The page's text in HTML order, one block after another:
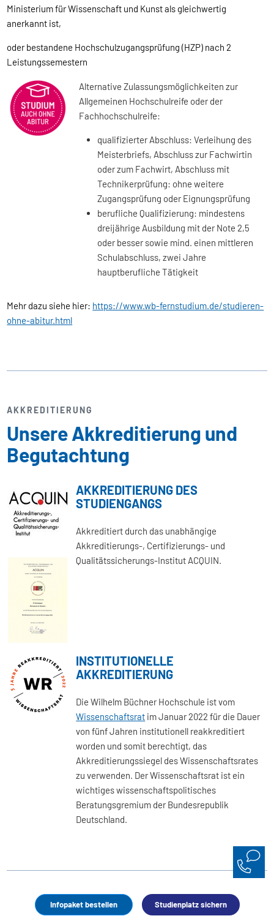
Infopaket bestellen Studienplatz sichern
Ministerium für Wissenschaft und Kunst als gleichwertig
anerkannt ist,
oderbestandene Hochschulzugangsprüfung (HZP) nach 2
Leistungssemestern
Alternative Zulassungsmöglichkeiten zur
Allgemeinen Hochschulreife oder der
Fachhochschulreife:
qualifizierter Abschluss: Verleihung des
Meisterbriefs, Abschluss zur Fachwirtin
oder zum Fachwirt, Abschluss mit
Technikerprüfung: ohne weitere
Zugangsprüfung oder Eignungsprüfung
berufliche Qualifizierung: mindestens
dreijährige Ausbildung mit der Note 2,5
oder besser sowie mind. einen mittleren
Schulabschluss, zwei Jahre
hauptberufliche Tätigkeit
Mehr dazu siehe hier: https://www.wb-fernstudium.de/studieren-
ohne-abitur.html
AKKREDITIERUNG
Unsere Akkreditierung und
Begutachtung
AKKREDITIERUNG DES
STUDIENGANGS
Akkreditiert durch das unabhängige
Akkreditierungs-, Certifizierungs- und
Qualitätssicherungs-Institut ACQUIN.
INSTITUTIONELLE
AKKREDITIERUNG
Die Wilhelm Büchner Hochschule ist vom
Wissenschaftsrat im Januar 2022 für die Dauer
von fünf Jahren institutionell reakkreditiert
worden und somit berechtigt, das
Akkreditierungssiegel des Wissenschaftsrates
zu verwenden. Der Wissenschaftsrat ist ein
wichtiges wissenschaftspolitisches
Beratungsgremium der Bundesrepublik
Deutschland.